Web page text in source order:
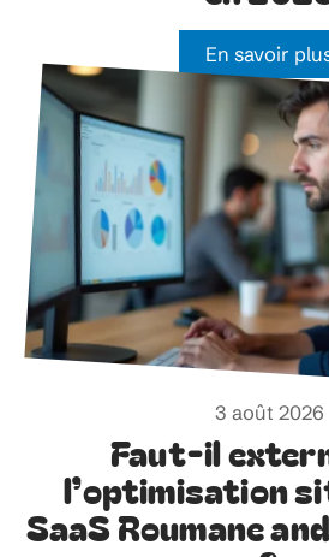
En savoir
3 août 2026
Faut-il
l’optimisation
SaaS Roumane